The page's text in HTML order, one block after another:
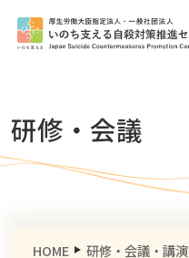
研修・会議
HOME 研修・会議・講演